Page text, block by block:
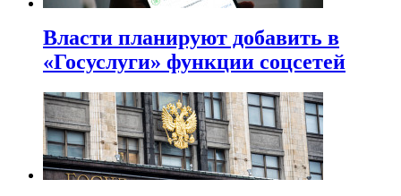
Власти планируют добавить в
«Госуслуги» функции соцсетей